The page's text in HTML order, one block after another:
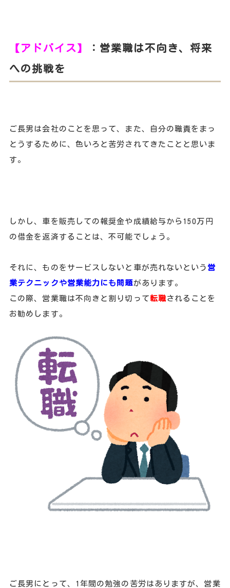
【アドバイス】
：営業職は不向き、将来
への挑戦を
ご長男は会社のことを思って、また、自分の職責をまっ
とうするために、色いろと苦労されてきたことと思いま
す。
しかし、車を販売しての報奨金や成績給与から150万円
の借金を返済することは、不可能でしょう。
それに、ものをサービスしないと車が売れないという 営
業テクニックや営業能力にも問題があります。
この際、営業職は不向きと割り切って転職 されることを
お勧めします。
ご長男にとって、1年間の勉強の苦労はありますが、営業